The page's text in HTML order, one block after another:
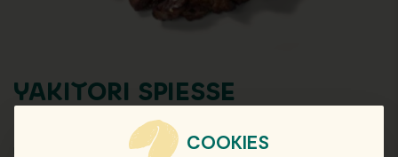
YAKITORI SPIESSE
3x Yakitori-Hähnchenspieße, aufgetaut, in Teriyakisauce
COOKIES